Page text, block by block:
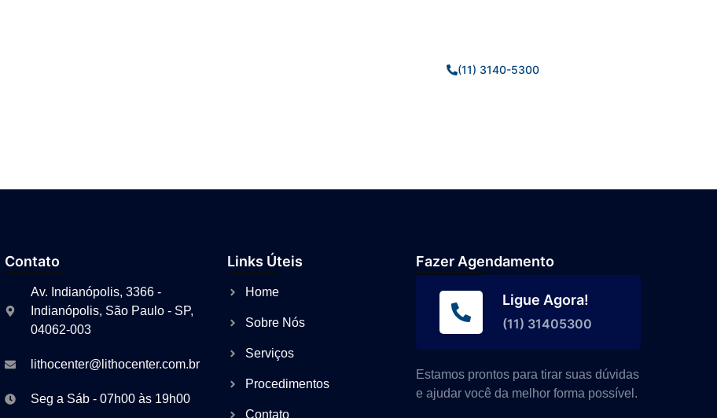
(11) 3140-5300
Contato
Av. Indianópolis, 3366 -
Indianópolis, São Paulo - SP,
04062-003
lithocenter@lithocenter.com.br
Seg a Sáb - 07h00 às 19h00
Links Úteis
Home
Sobre Nós
Serviços
Procedimentos
Contato
Fazer Agendamento
Ligue Agora!
(11) 31405300
Estamos prontos para tirar suas dúvidas
e ajudar você da melhor forma possível.